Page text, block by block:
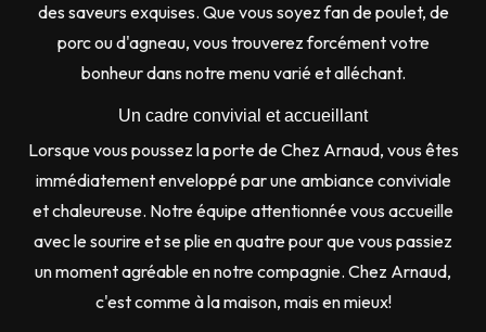
des saveurs exquises. Que vous soyez fan de poulet, de
porc ou d'agneau, vous trouverez forcément votre
bonheur dans notre menu varié et alléchant.
Un cadre convivial et accueillant
Lorsque vous poussez la porte de Chez Arnaud, vous êtes
immédiatement enveloppé par une ambiance conviviale
et chaleureuse. Notre équipe attentionnée vous accueille
avec le sourire et se plie en quatre pour que vous passiez
un moment agréable en notre compagnie. Chez Arnaud,
c'est comme à la maison, mais en mieux!